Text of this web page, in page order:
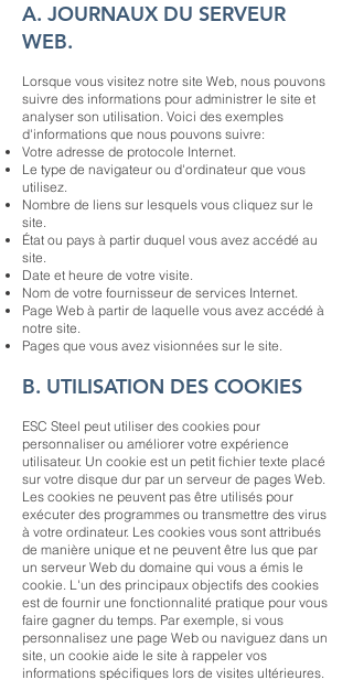
A. JOURNAUX DU SERVEUR
WEB.
Lorsque vous visitez notre site Web, nous pouvons
suivre des informations pour administrer le site et
analyser son utilisation. Voici des exemples
d'informations que nous pouvons suivre:
Votre adresse de protocole Internet.
Le type de navigateur ou d'ordinateur que vous
utilisez.
Nombre de liens sur lesquels vous cliquez sur le
site.
État ou pays à partir duquel vous avez accédé au
site.
Date et heure de votre visite.
Nom de votre fournisseur de services Internet.
Page Web à partir de laquelle vous avez accédé à
notre site.
Pages que vous avez visionnées sur le site.
B. UTILISATION DES COOKIES
ESC Steel peut utiliser des cookies pour
personnaliser ou améliorer votre expérience
utilisateur. Un cookie est un petit fichier texte placé
sur votre disque dur par un serveur de pages Web.
Les cookies ne peuvent pas être utilisés pour
exécuter des programmes ou transmettre des virus
à votre ordinateur. Les cookies vous sont attribués
de manière unique et ne peuvent être lus que par
un serveur Web du domaine qui vous a émis le
cookie. L'un des principaux objectifs des cookies
est de fournir une fonctionnalité pratique pour vous
faire gagner du temps. Par exemple, si vous
personnalisez une page Web ou naviguez dans un
site, un cookie aide le site à rappeler vos
informations spécifiques lors de visites ultérieures.